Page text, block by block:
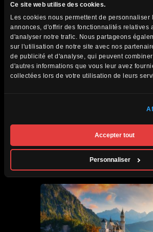
Ce site web utilise des cookies.
Les cookies nous permettent de personnaliser
annonces, d'offrir des fonctionnalités relatives
d'analyser notre trafic. Nous partageons
sur l'utilisation de notre site avec nos
de publicité et d'analyse, qui peuvent
d'autres informations que vous leur avez
collectées lors de votre utilisation de leurs
Accepter tout
Personnaliser